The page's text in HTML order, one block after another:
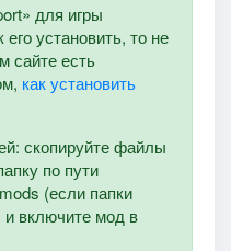
для игры
установить, то не
сайте есть
как установить
скопируйте файлы
по пути
(если папки
и включите мод в